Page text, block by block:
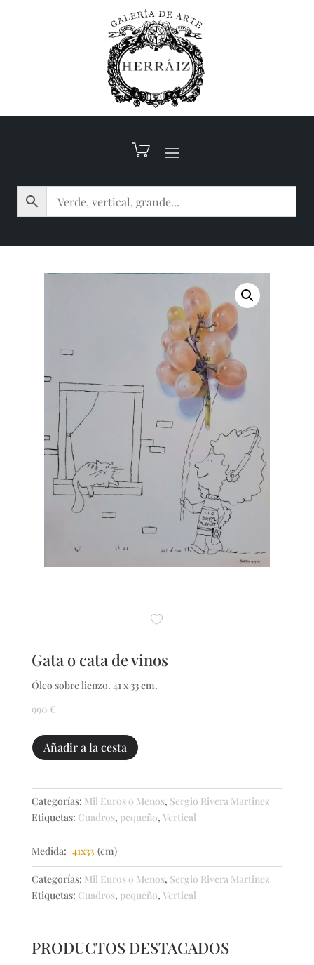
Gata o cata de vinos
Óleo sobre lienzo. 41 x 33 cm.
990 €
Gata
o
de
vinos
cantidad
Añadir a la cesta
Categorías: Mil Euros o Menos, Sergio Rivera Martinez
Etiquetas: Cuadros, pequeño, Vertical
Medida: 41x33 (cm)
Categorías: Mil Euros o Menos, Sergio Rivera Martinez
Etiquetas: Cuadros, pequeño, Vertical
PRODUCTOS DESTACADOS